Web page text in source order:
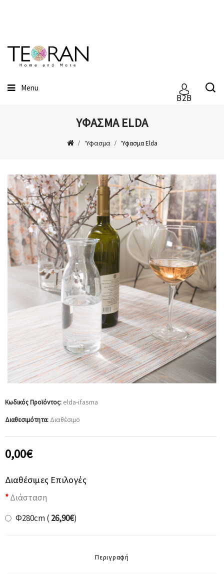
B2B
Menu
ΎΦΑΣΜΑ ELDA
Ύφασμα Ύφασμα Elda
Κωδικός Προϊόντος: elda-ifasma
Διαθεσιμότητα: Διαθέσιμο
0,00€
Διαθέσιμες Επιλογές
Διάσταση
Φ280cm ( 26,90€)
Περιγραφή